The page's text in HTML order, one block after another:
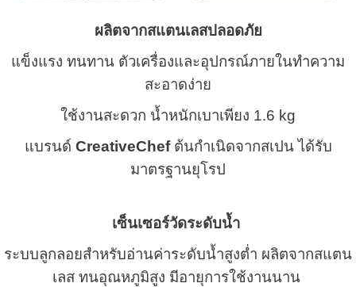
ผลิตจากสแตนเลสปลอดภัย
แข็งแรง ทนทาน ตัวเครื่องและอุปกรณ์ภายในทำความ
สะอาดง่าย
ใช้งานสะดวก น้ำหนักเบาเพียง 1.6 kg
แบรนด์ CreativeChef ต้นกำเนิดจากสเปน ได้รับ
มาตรฐานยุโรป
เซ็นเซอร์วัดระดับน้ำ
ระบบลูกลอยสำหรับอ่านค่าระดับน้ำสูงต่ำ ผลิตจากสแตน
เลส ทนอุณหภูมิสูง มีอายุการใช้งานนาน